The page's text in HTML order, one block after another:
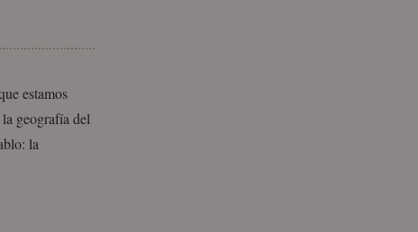
estamos
geografía del
la